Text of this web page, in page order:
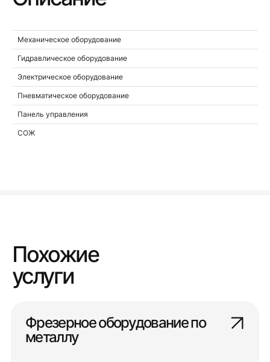
Механическое оборудование
Гидравлическое оборудование
Электрическое оборудование
Пневматическое оборудование
Панель управления
СОЖ
Похожие
услуги
Фрезерное оборудование по
металлу